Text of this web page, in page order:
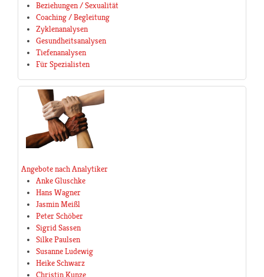
Beziehungen / Sexualität
Coaching / Begleitung
Zyklenanalysen
Gesundheitsanalysen
Tiefenanalysen
Für Spezialisten
Angebote nach Analytiker
Anke Gluschke
Hans Wagner
Jasmin Meißl
Peter Schöber
Sigrid Sassen
Silke Paulsen
Susanne Ludewig
Heike Schwarz
Christin Kunze